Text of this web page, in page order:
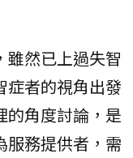
雖然已上過失智
症者的視角出發
的角度討論，是
服務提供者，需